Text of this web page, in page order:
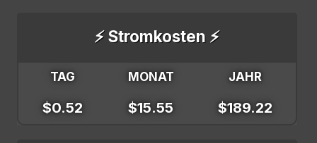
⚡ Stromkosten ⚡
TAG MONAT JAHR
$0.52 $15.55 $189.22